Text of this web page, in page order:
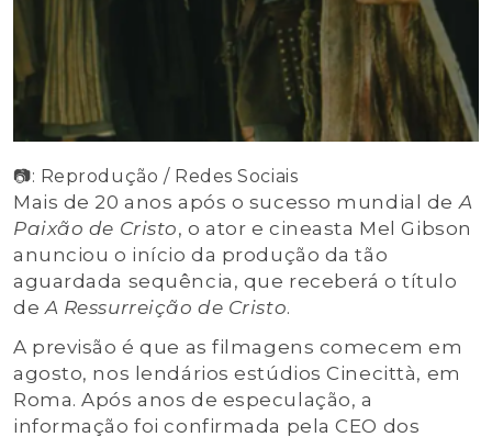
📷: Reprodução / Redes Sociais
Mais de 20 anos após o sucesso mundial deA
Paixão de Cristo, o ator e cineasta Mel Gibson
anunciou o início da produção da tão
aguardada sequência, que receberá o título
deA Ressurreição de Cristo.
A previsão é que as filmagens comecem em
agosto, nos lendários estúdios Cinecittà, em
Roma. Após anos de especulação, a
informação foi confirmada pela CEO dos